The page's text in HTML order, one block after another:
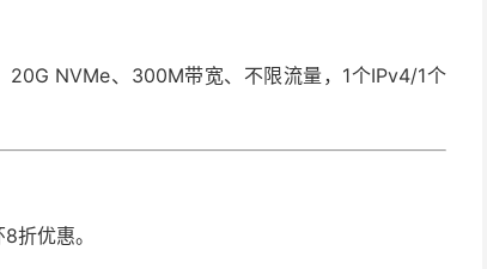
20G NVMe、300M带宽、不限流量，1个IPv4/1个
折优惠。